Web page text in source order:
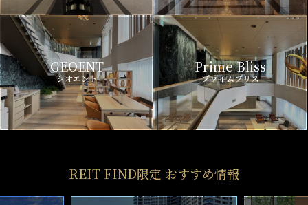
GEOENT
ジオエント
Prime Bliss
プライムブリス
REIT FIND限定 おすすめ情報